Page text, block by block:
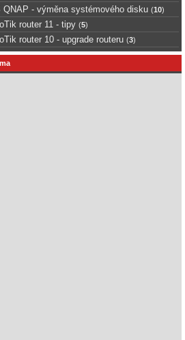
QNAP - výměna systémového disku (10)
router 11 - tipy (5)
router 10 - upgrade routeru (3)